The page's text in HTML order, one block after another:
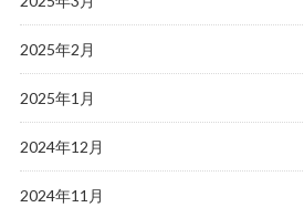
2025年2月
2025年1月
2024年12月
2024年11月